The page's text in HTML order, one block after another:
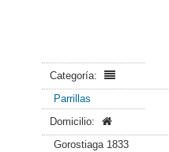
Categoría:
Parrillas
Domicilio:
Gorostiaga 1833